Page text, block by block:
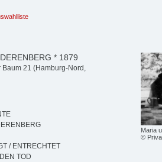
Maria
©
* 1879
Baum 21 (Hamburg-Nord,
/ ENTRECHTET
TOD